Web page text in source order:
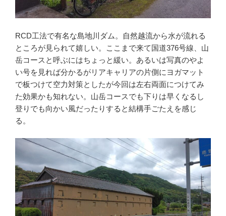
RCD工法で有名な島地川ダム。自然越流から水が流れる
ところが見られて嬉しい。ここまで来て国道376号線、山
岳コースと呼ぶにはちょっと緩い。あるいは写真のやよ
い号を見れば分かるがリアキャリアの片側にヨガマット
で板つけて空力対策としたが今回は左右両面につけてみ
た効果かも知れない。山岳コースでも下りは早くなるし
登りでも向かい風だったりすると結構手ごたえを感じ
る。